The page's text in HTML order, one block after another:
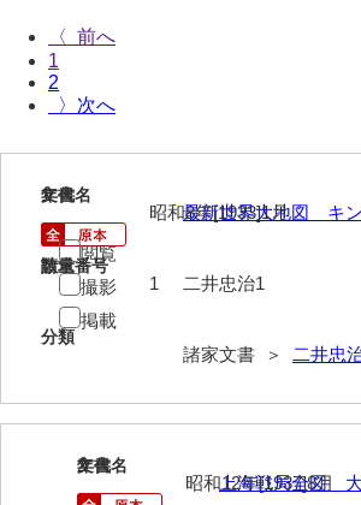
伊藤家文書（宇部市）
井上家文書（大和町）
井上勉家文書（大和町）
井下家文書（埼玉県）
〈
1
2
〉
1
文書名
最新世界大地図 キ
請求番号
二井忠治1
分類
諸家文書 ＞ 二井忠
年代
昭和8年[1933]1月
数量
1
閲覧
撮影
掲載
2
文書名
上海戦局全図
年代
昭和12年[1937]8月